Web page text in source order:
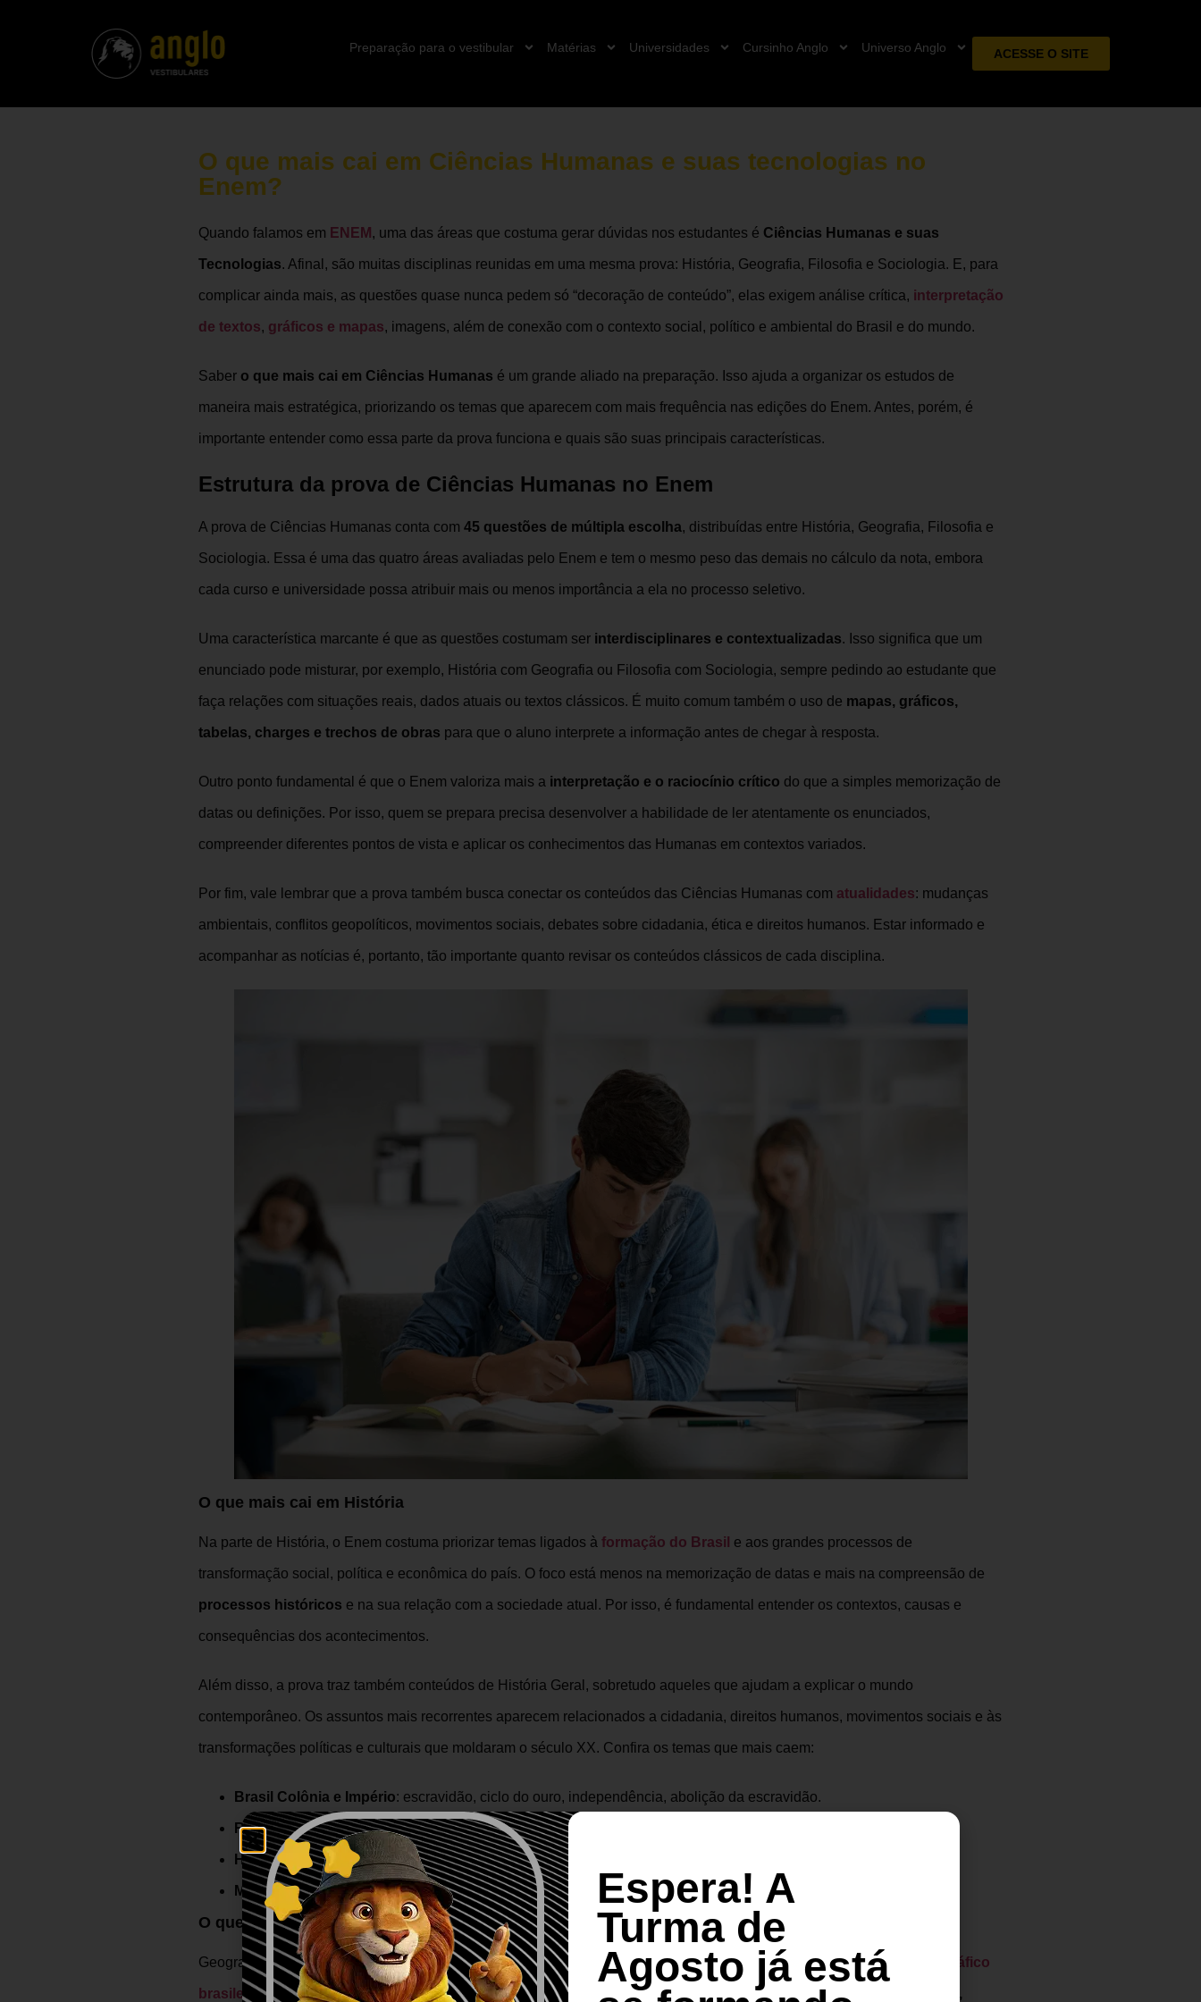
Preparação para o vestibular Matérias Universidades Cursinho Anglo Universo Anglo ACESSE O SITE
O que mais cai em Ciências Humanas e suas tecnologias no
Enem?
Quando falamos em ENEM , uma das áreas que costuma gerar dúvidas nos estudantes é Ciências Humanas e suas
Tecnologias. Afinal, são muitas disciplinas reunidas em uma mesma prova: História, Geografia, Filosofia e Sociologia. E, para
complicar ainda mais, as questões quase nunca pedem só “decoração de conteúdo”, elas exigem análise crítica, interpretação
de textos, gráficos e mapas, imagens, além de conexão com o contexto social, político e ambiental do Brasil e do mundo.
Saber o que mais cai em Ciências Humanas é um grande aliado na preparação. Isso ajuda a organizar os estudos de
maneira mais estratégica, priorizando os temas que aparecem com mais frequência nas edições do Enem. Antes, porém, é
importante entender como essa parte da prova funciona e quais são suas principais características.
Estrutura da prova de Ciências Humanas no Enem
A prova de Ciências Humanas conta com 45 questões de múltipla escolha, distribuídas entre História, Geografia, Filosofia e
Sociologia. Essa é uma das quatro áreas avaliadas pelo Enem e tem o mesmo peso das demais no cálculo da nota, embora
cada curso e universidade possa atribuir mais ou menos importância a ela no processo seletivo.
Uma característica marcante é que as questões costumam ser interdisciplinares e contextualizadas. Isso significa que um
enunciado pode misturar, por exemplo, História com Geografia ou Filosofia com Sociologia, sempre pedindo ao estudante que
faça relações com situações reais, dados atuais ou textos clássicos. É muito comum também o uso de mapas, gráficos,
tabelas, charges e trechos de obras para que o aluno interprete a informação antes de chegar à resposta.
Outro ponto fundamental é que o Enem valoriza mais a interpretação e o raciocínio crítico do que a simples memorização de
datas ou definições. Por isso, quem se prepara precisa desenvolver a habilidade de ler atentamente os enunciados,
compreender diferentes pontos de vista e aplicar os conhecimentos das Humanas em contextos variados.
Por fim, vale lembrar que a prova também busca conectar os conteúdos das Ciências Humanas com atualidades: mudanças
ambientais, conflitos geopolíticos, movimentos sociais, debates sobre cidadania, ética e direitos humanos. Estar informado e
acompanhar as notícias é, portanto, tão importante quanto revisar os conteúdos clássicos de cada disciplina.
O que mais cai em História
Na parte de História, o Enem costuma priorizar temas ligados à formação do Brasil e aos grandes processos de
transformação social, política e econômica do país. O foco está menos na memorização de datas e mais na compreensão de
processos históricos e na sua relação com a sociedade atual. Por isso, é fundamental entender os contextos, causas e
consequências dos acontecimentos.
Além disso, a prova traz também conteúdos de História Geral, sobretudo aqueles que ajudam a explicar o mundo
contemporâneo. Os assuntos mais recorrentes aparecem relacionados a cidadania, direitos humanos, movimentos sociais e às
transformações políticas e culturais que moldaram o século XX. Confira os temas que mais caem:
Brasil Colônia e Império: escravidão, ciclo do ouro, independência, abolição da escravidão.
República no Brasil: Era Vargas, Ditadura Militar e processo de redemocratização.
História Contemporânea: Primeira e Segunda Guerra Mundial, Guerra Fria, globalização.
Movimentos sociais e culturais: lutas por cidadania, diversidade, direitos civis e inclusão social.
O que mais cai em Geografia
Geografia é uma das disciplinas mais presentes em Ciências Humanas e traz questões que vão desde oespaço geográfico
brasileiroaté fenômenos globais, sempre com uma forte relação com atualidades. O Enem valoriza a análise de mapas,
Espera! A
Turma de
Agosto já está